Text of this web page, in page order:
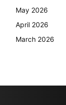
May 2026
April 2026
March 2026